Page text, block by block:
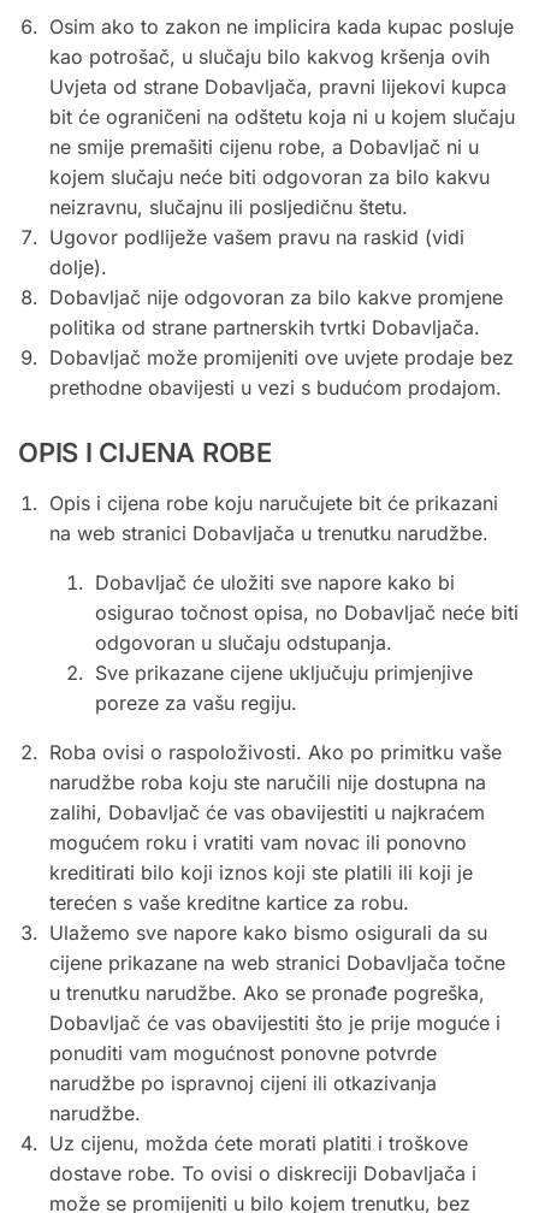
Osim ako to zakon ne implicira kada kupac posluje
kao potrošač, u slučaju bilo kakvog kršenja ovih
Uvjeta od strane Dobavljača, pravni lijekovi kupca
bit će ograničeni na odštetu koja ni u kojem slučaju
ne smije premašiti cijenu robe, a Dobavljač ni u
kojem slučaju neće biti odgovoran za bilo kakvu
neizravnu, slučajnu ili posljedičnu štetu.
Ugovor podliježe vašem pravu na raskid (vidi
dolje).
Dobavljač nije odgovoran za bilo kakve promjene
politika od strane partnerskih tvrtki Dobavljača.
Dobavljač može promijeniti ove uvjete prodaje bez
prethodne obavijesti u vezi s budućom prodajom.
OPIS I CIJENA ROBE
Opis i cijena robe koju naručujete bit će prikazani
na web stranici Dobavljača u trenutku narudžbe.
Dobavljač će uložiti sve napore kako bi
osigurao točnost opisa, no Dobavljač neće biti
odgovoran u slučaju odstupanja.
Sve prikazane cijene uključuju primjenjive
poreze za vašu regiju.
Roba ovisi o raspoloživosti. Ako po primitku vaše
narudžbe roba koju ste naručili nije dostupna na
zalihi, Dobavljač će vas obavijestiti u najkraćem
mogućem roku i vratiti vam novac ili ponovno
kreditirati bilo koji iznos koji ste platili ili koji je
terećen s vaše kreditne kartice za robu.
Ulažemo sve napore kako bismo osigurali da su
cijene prikazane na web stranici Dobavljača točne
u trenutku narudžbe. Ako se pronađe pogreška,
Dobavljač će vas obavijestiti što je prije moguće i
ponuditi vam mogućnost ponovne potvrde
narudžbe po ispravnoj cijeni ili otkazivanja
narudžbe.
Uz cijenu, možda ćete morati platiti i troškove
dostave robe. To ovisi o diskreciji Dobavljača i
može se promijeniti u bilo kojem trenutku, bez